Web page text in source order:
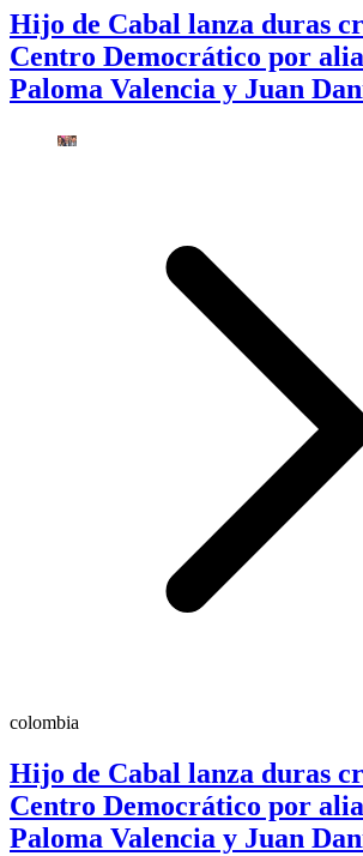
Hijo de Cabal lanza duras
Centro Democrático por
Paloma Valencia y Juan
colombia
Hijo de Cabal lanza duras
Centro Democrático por
Paloma Valencia y Juan